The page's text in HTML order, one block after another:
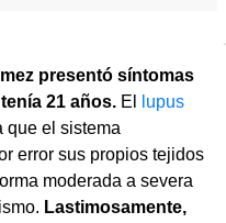
presentó síntomas
21 años. El
lupus
que el sistema
error sus propios tejidos
moderada a severa
Lastimosamente,